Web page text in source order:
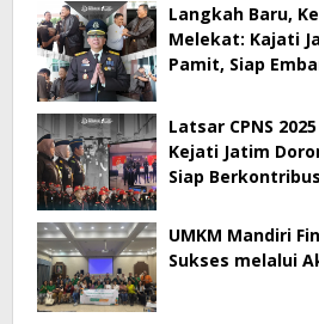
Langkah Baru,
Melekat: Kajati
Pamit, Siap
Latsar CPNS
Kejati Jatim
Siap
UMKM Mandiri
Sukses melalui